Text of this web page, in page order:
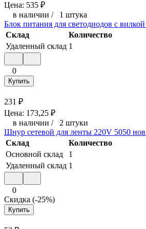
Цена: 535 ₽
в наличии / 1 штука
Блок питания для светодиодов с
Склад
Количество
Удаленный склад 1
0
Купить
231 ₽
Цена: 173,25 ₽
в наличии / 2 штуки
Шнур сетевой для ленты 220V 5050
Склад
Количество
Основной склад
1
Удаленный склад 1
0
Скидка (-25%)
Купить